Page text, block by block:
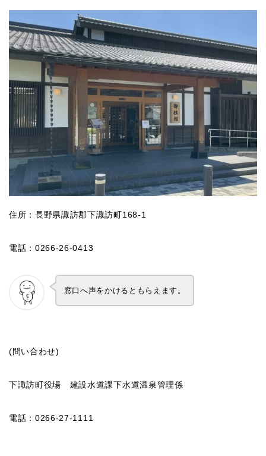
住所：長野県諏訪郡下諏訪町168-1
電話：0266-26-0413
窓口へ声をかけるともらえます。
(問い合わせ)
下諏訪町役場 建設水道課下水道温泉管理係
電話：0266-27-1111